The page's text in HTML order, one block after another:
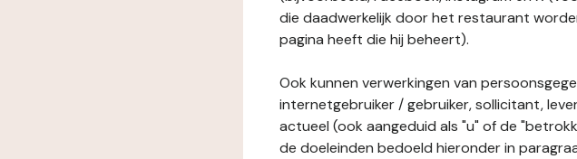
die daadwerkelijk door het restaurant
pagina heeft die hij beheert).
Ook kunnen verwerkingen van
internetgebruiker / gebruiker, sollicitant,
actueel (ook aangeduid als "u" of de
de doeleinden bedoeld hieronder in